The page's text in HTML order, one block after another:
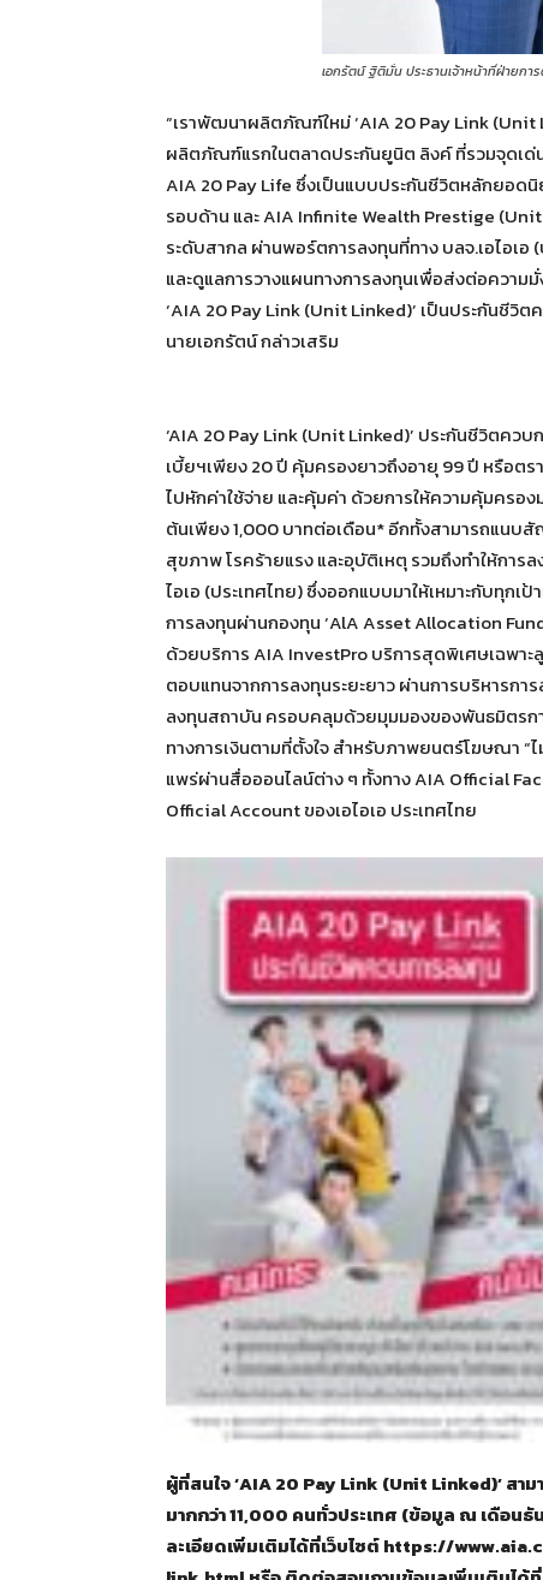
เอกรัตน์ ฐิติมั่น ประธานเจ้าหน้าที่ฝ่ายการ
“เราพัฒนาผลิตภัณฑ์ใหม่ ‘AIA 20 Pay Link
ผลิตภัณฑ์แรกในตลาดประกันยูนิต ลิงค์ ที่รวมจุดเ
AIA 20 Pay Life ซึ่งเป็นแบบประกันชีวิตหลักยอ
รอบด้าน และ AIA Infinite Wealth Prestige
ระดับสากล ผ่านพอร์ตการลงทุนที่ทาง บลจ.เอไอเ
และดูแลการวางแผนทางการลงทุนเพื่อส่งต่อควา
‘AIA 20 Pay Link (Unit Linked)’ เป็นประกันชี
นายเอกรัตน์ กล่าวเสริม
‘AIA 20 Pay Link (Unit Linked)’ ประกันชีวิตค
เบี้ยฯเพียง 20 ปี คุ้มครองยาวถึงอายุ 99 ปี หรือต
ไปหักค่าใช้จ่าย และคุ้มค่า ด้วยการให้ความคุ้มครอ
ต้นเพียง 1,000 บาทต่อเดือน* อีกทั้งสามารถแนบ
สุขภาพ โรคร้ายแรง และอุบัติเหตุ รวมถึงทำให้การ
ไอเอ (ประเทศไทย) ซึ่งออกแบบมาให้เหมาะกับทุก
การลงทุนผ่านกองทุน ‘AlA Asset Allocation
ด้วยบริการ AIA InvestPro บริการสุดพิเศษเฉพาะ
ตอบแทนจากการลงทุนระยะยาว ผ่านการบริหารก
ลงทุนสถาบัน ครอบคลุมด้วยมุมมองของพันธมิตรกา
ทางการเงินตามที่ตั้งใจ สำหรับภาพยนตร์โฆษณา “ไ
แพร่ผ่านสื่อออนไลน์ต่าง ๆ ทั้งทาง AIA Official
Official Account ของเอไอเอ ประเทศไทย
ผู้ที่สนใจ ‘AIA 20 Pay Link (Unit Linked)’ สา
มากกว่า 11,000 คนทั่วประเทศ (ข้อมูล ณ เดือน
ละเอียดเพิ่มเติมได้ที่เว็บไซต์ https://